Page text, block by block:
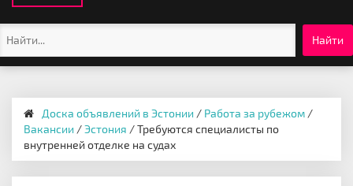
navigation
Найти
Доска объявлений в Эстонии / Работа за рубежом /
Вакансии /Эстония / Требуются специалисты по
внутренней отделке на судах